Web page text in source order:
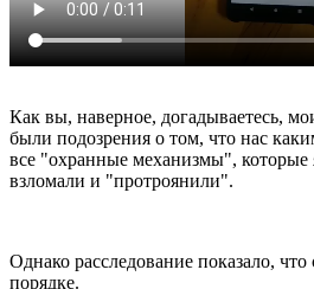
Как вы, наверное, догадываетесь,
были подозрения о том, что нас
все "охранные механизмы", которые
взломали и "протроянили".
Однако расследование показало,
порядке.